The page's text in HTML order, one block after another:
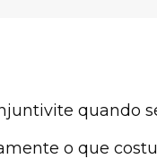
quando
o que